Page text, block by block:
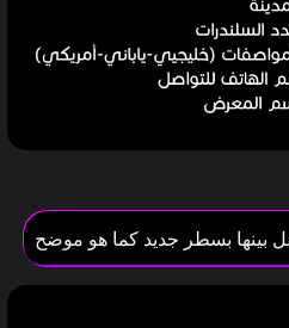
بينها بسطر جديد كما هو موضح